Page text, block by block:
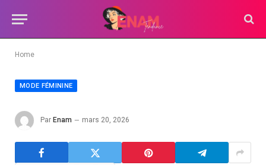
Home
MODE FÉMININE
Par Enam mars 20, 2026